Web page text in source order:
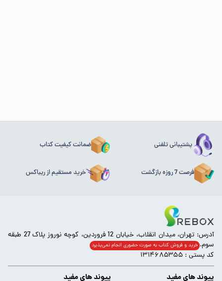
پشتیبانی تلفنی ضمانت کیفیت کتاب
فرصت 7 روزه بازگشت خرید مستقیم از ریباکس
آدرس: تهران، میدان انقلاب، خیابان 12 فروردین، کوچه نوروز پلاک 27 طبقه
سوم. خرید و فروش کتاب به صورت حضوری انجام‌ نمی‌پذیرد
کد پستی : ۱۳۱۴۶۸۵۳۵۵
پیوند های مفید پیوند های مفید